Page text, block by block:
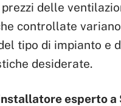
prezzi delle
controllate
tipo di impianto e
desiderate.
esperto a